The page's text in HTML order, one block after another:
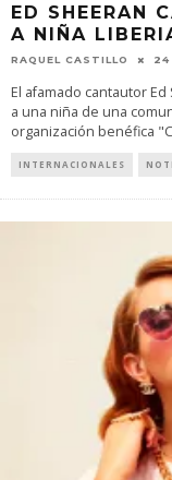
ED SHEERAN
A NIÑA
RAQUEL CASTILLO 24
El afamado cantautor
a una niña de una
organización benéfica "C
INTERNACIONALES